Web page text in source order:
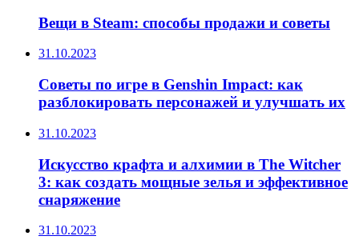
Вещи в Steam: способы продажи и советы
31.10.2023
Советы по игре в Genshin Impact: как
разблокировать персонажей и улучшать их
31.10.2023
Искусство крафта и алхимии в The Witcher
3: как создать мощные зелья и эффективное
снаряжение
31.10.2023